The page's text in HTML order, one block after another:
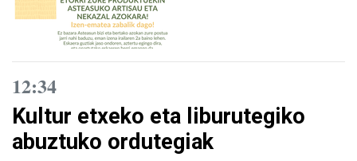
12:34
Kultur etxeko eta liburutegiko
abuztuko ordutegiak